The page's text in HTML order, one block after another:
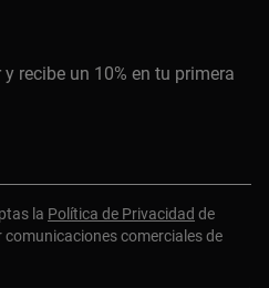
recibe un 10% en tu primera
la Política de Privacidad de
comunicaciones comerciales de